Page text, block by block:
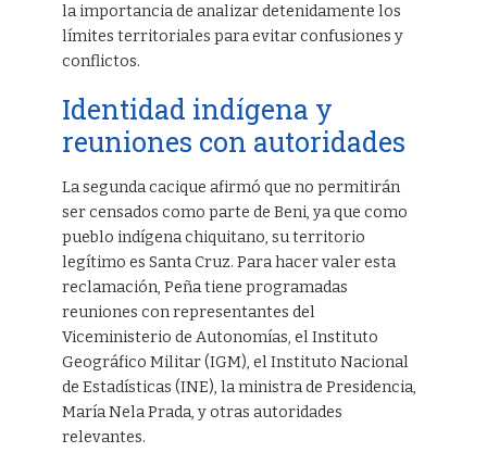
la importancia de analizar detenidamente los
límites territoriales para evitar confusiones y
conflictos.
Identidad indígena y
reuniones con autoridades
La segunda cacique afirmó que no permitirán
ser censados como parte de Beni, ya que como
pueblo indígena chiquitano, su territorio
legítimo es Santa Cruz. Para hacer valer esta
reclamación, Peña tiene programadas
reuniones con representantes del
Viceministerio de Autonomías, el Instituto
Geográfico Militar (IGM), el Instituto Nacional
de Estadísticas (INE), la ministra de Presidencia,
María Nela Prada, y otras autoridades
relevantes.